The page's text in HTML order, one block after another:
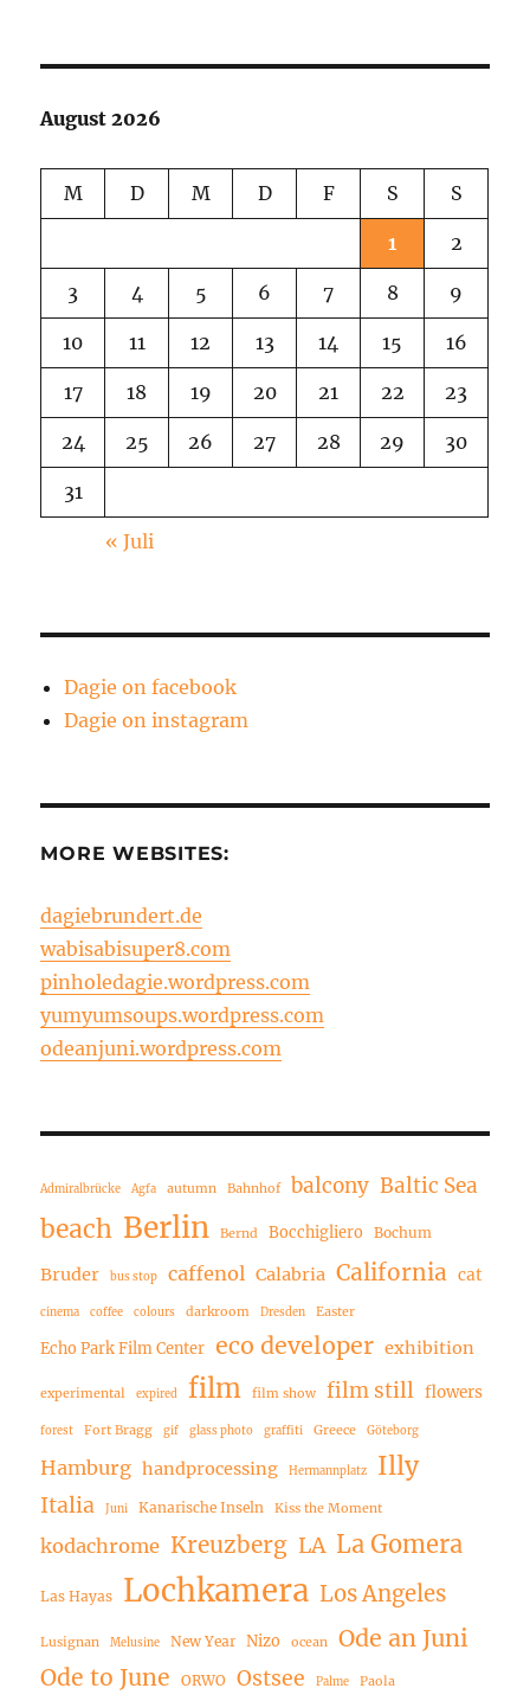
August 2026
M D M D F S S
1 2
3 4 5 6 7 8 9
10 11 12 13 14 15 16
17 18 19 20 21 22 23
24 25 26 27 28 29 30
31
« Juli
Dagie on facebook
Dagie on instagram
MORE WEBSITES:
dagiebrundert.de
wabisabisuper8.com
pinholedagie.wordpress.com
yumyumsoups.wordpress.com
odeanjuni.wordpress.com
Admiralbrücke Agfa autumn Bahnhof balcony Baltic Sea
beach Berlin Bernd Bocchigliero Bochum
Bruder bus stop caffenol Calabria California cat
cinema coffee colours darkroom Dresden Easter
Echo Park Film Center eco developer exhibition
experimental expired film film show film still flowers
forest Fort Bragg gif glass photo graffiti Greece Göteborg
Hamburg handprocessing Hermannplatz Illy
Italia Juni Kanarische Inseln Kiss the Moment
kodachrome Kreuzberg LA La Gomera
Las Hayas Lochkamera Los Angeles
Lusignan Melusine New Year Nizo ocean
Ode an Juni
Ode to June
ORWO Ostsee Palme Paola